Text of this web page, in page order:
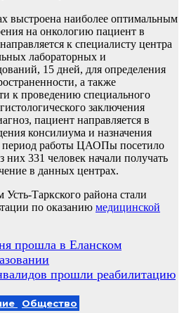
наиболее оптимальным
на онкологию пациент в
к специалисту центра
лабораторных и
15 дней, для определения
а также
к проведению специального
заключения
пациент направляется в
консилиума и назначения
период работы ЦАОПы посетило
них 331 человек начали получать
в данных центрах.
Таркского района стали
по оказанию медицинской
прошла в Еланском
прошли реабилитацию
Общество